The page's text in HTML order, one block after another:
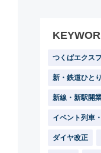
つくばエクス
新・鉄道ひと
新線・新駅開
イベント列車
ダイヤ改正